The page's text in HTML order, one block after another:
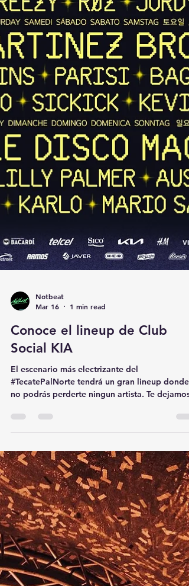
Notbeat
Mar 16
1 min read
#TecatePalNorte tendrá un gran lineup donde
no podrás perderte ningun artista. Te dejamos
con el lineup.